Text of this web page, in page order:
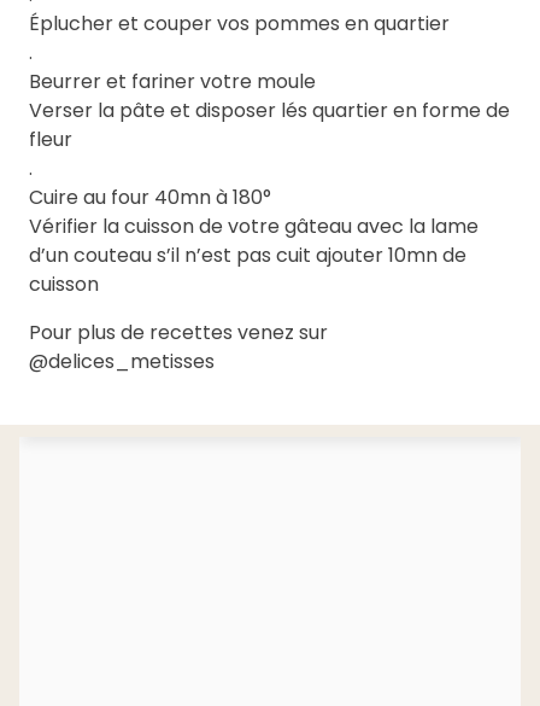
Éplucher et couper vos pommes en quartier
.
Beurrer et fariner votre moule
Verser la pâte et disposer lés quartier en forme de
fleur
.
Cuire au four 40mn à 180°
Vérifier la cuisson de votre gâteau avec la lame
d’un couteau s’il n’est pas cuit ajouter 10mn de
cuisson
Pour plus de recettes venez sur
@delices_metisses